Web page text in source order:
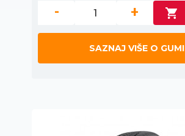
- +
SAZNAJ VIŠE O GUMI